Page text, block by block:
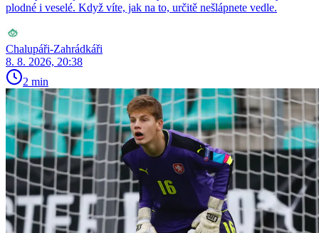
plodné i veselé. Když víte, jak na to, určitě nešlápnete vedle.
Chalupáři-Zahrádkáři
8. 8. 2026, 20:38
2 min